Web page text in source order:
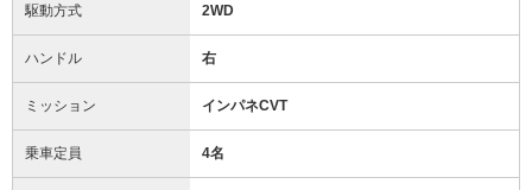
駆動方式 2WD
ハンドル 右
ミッション インパネCVT
乗車定員 4名